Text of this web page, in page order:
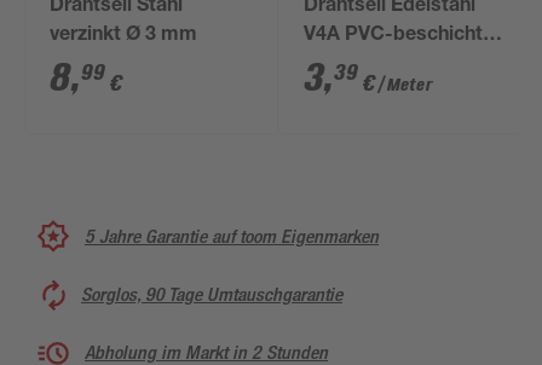
Drahtseil Stahl
verzinkt Ø 3 mm
8,99 €
Drahtseil Edelstahl
V4A PVC-beschichtet
Meterware 3 mm
3,39 €/ Meter
5 Jahre Garantie auf toom Eigenmarken
Sorglos, 90 Tage Umtauschgarantie
Abholung im Markt in 2 Stunden